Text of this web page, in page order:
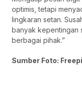
optimis, tetapi
lingkaran setan.
banyak kepentingan
berbagai pihak.”
Sumber Foto: